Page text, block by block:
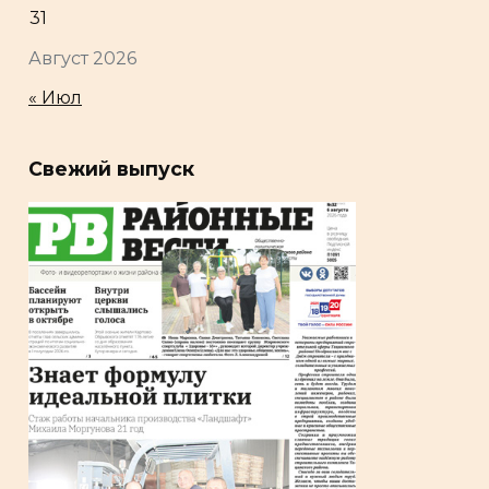
Август 2026
31
« Июл
Свежий выпуск